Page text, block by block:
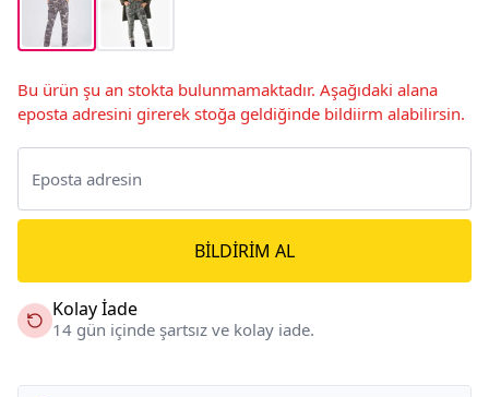
Bu ürün şu an stokta bulunmamaktadır. Aşağıdaki alana
eposta adresini girerek stoğa geldiğinde bildiirm alabilirsin.
BILDIRIM AL
Kolay İade
14 gün içinde şartsız ve kolay iade.